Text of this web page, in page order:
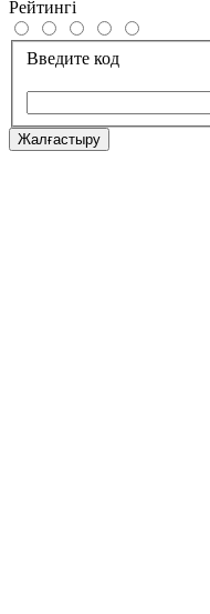
Рейтингі
Введите код
Жалғастыру